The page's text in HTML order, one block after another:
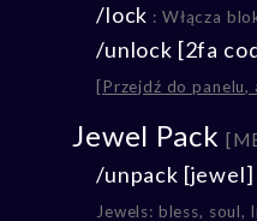
/lock : Włącza
/unlock [2fa
[Przejdź do panelu,
Jewel Pack
/unpack
Jewels: bless, soul,